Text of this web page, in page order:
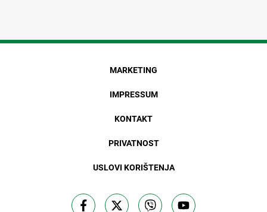
MARKETING
IMPRESSUM
KONTAKT
PRIVATNOST
USLOVI KORIŠTENJA